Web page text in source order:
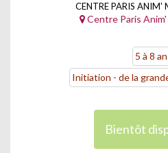
CENTRE PARIS ANIM'
Centre Paris Anim'
5 à 8
Initiation - de la
Bientôt